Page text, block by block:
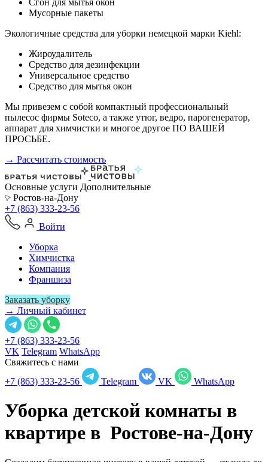
Сгон для мытья окон
Мусорные пакеты
Экологичные средства для уборки немецкой марки Kiehl:
Жироудалитель
Средство для дезинфекции
Универсальное средство
Средство для мытья окон
Мы привезем с собой компактный профессиональный
пылесос фирмы Soteco, а также утюг, ведро, парогенератор,
аппарат для химчистки и многое другое ПО ВАШЕЙ
ПРОСЬБЕ.
→ Рассчитать стоимость
Основные услуги Дополнительные
Ростов-на-Дону
+7 (863) 333-23-56
Войти
Уборка
Химчистка
Компания
Франшиза
Заказать уборку
→ Личный кабинет
+7 (863) 333-23-56
VK Telegram WhatsApp
Свяжитесь с нами
+7 (863) 333-23-56
Telegram VK WhatsApp
Уборка детской комнаты в
квартире в Ростове-на-Дону